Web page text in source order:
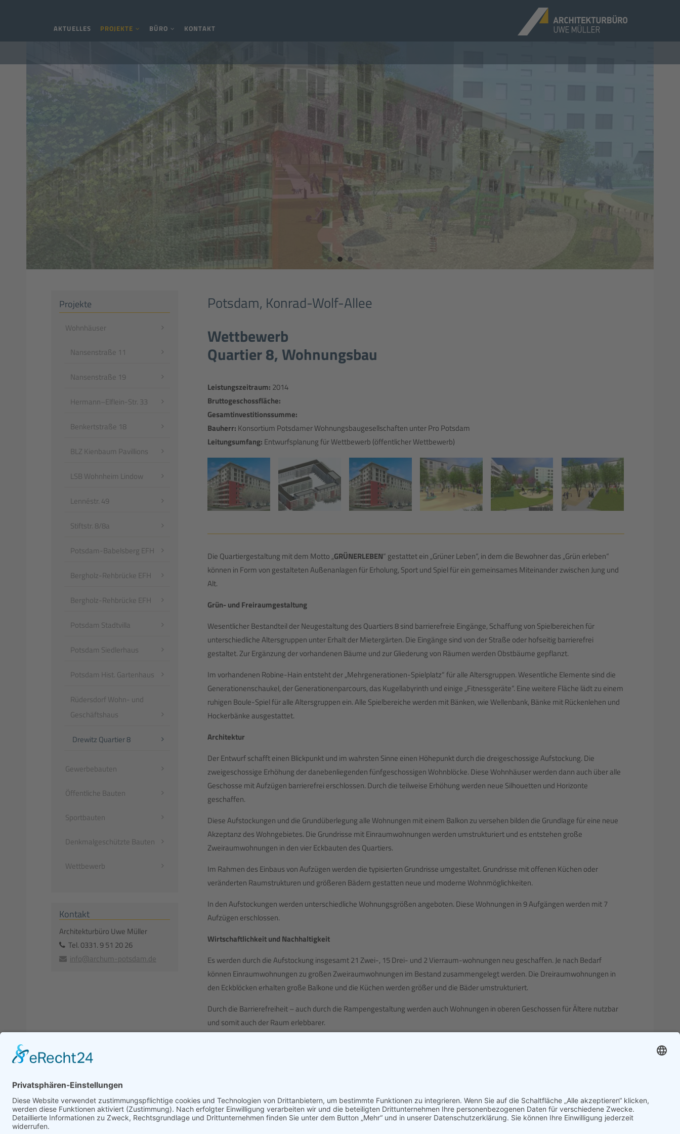
AKTUELLES PROJEKTE BÜRO KONTAKT
Potsdam, Konrad-Wolf-Allee
Wettbewerb
Quartier 8, Wohnungsbau
Leistungszeitraum: 2014
Bruttogeschossfläche:
Gesamtinvestitionssumme:
Bauherr: Konsortium Potsdamer Wohnungsbaugesellschaften unter Pro Potsdam
Leitungsumfang: Entwurfsplanung für Wettbewerb (öffentlicher Wettbewerb)
Die Quartiergestaltung mit dem Motto „GRÜNERLEBEN“ gestattet ein „Grüner Leben“, in dem die Bewohner das „Grün erleben“
können in Form von gestalteten Außenanlagen für Erholung, Sport und Spiel für ein gemeinsames Miteinander zwischen Jung und
Alt.
Grün- und Freiraumgestaltung
Wesentlicher Bestandteil der Neugestaltung des Quartiers 8 sind barrierefreie Eingänge, Schaffung von Spielbereichen für
unterschiedliche Altersgruppen unter Erhalt der Mietergärten. Die Eingänge sind von der Straße oder hofseitig barrierefrei
gestaltet. Zur Ergänzung der vorhandenen Bäume und zur Gliederung von Räumen werden Obstbäume gepflanzt.
Im vorhandenen Robine-Hain entsteht der „Mehrgenerationen-Spielplatz“ für alle Altersgruppen. Wesentliche Elemente sind die
Generationenschaukel, der Generationenparcours, das Kugellabyrinth und einige „Fitnessgeräte“. Eine weitere Fläche lädt zu einem
ruhigen Boule-Spiel für alle Altersgruppen ein. Alle Spielbereiche werden mit Bänken, wie Wellenbank, Bänke mit Rückenlehen und
Hockerbänke ausgestattet.
Architektur
Der Entwurf schafft einen Blickpunkt und im wahrsten Sinne einen Höhepunkt durch die dreigeschossige Aufstockung. Die
zweigeschossige Erhöhung der danebenliegenden fünfgeschossigen Wohnblöcke. Diese Wohnhäuser werden dann auch über alle
Geschosse mit Aufzügen barrierefrei erschlossen. Durch die teilweise Erhöhung werden neue Silhouetten und Horizonte
geschaffen.
Diese Aufstockungen und die Grundüberlegung alle Wohnungen mit einem Balkon zu versehen bilden die Grundlage für eine neue
Akzeptanz des Wohngebietes. Die Grundrisse mit Einraumwohnungen werden umstrukturiert und es entstehen große
Zweiraumwohnungen in den vier Eckbauten des Quartiers.
Im Rahmen des Einbaus von Aufzügen werden die typisierten Grundrisse umgestaltet. Grundrisse mit offenen Küchen oder
veränderten Raumstrukturen und größeren Bädern gestatten neue und moderne Wohnmöglichkeiten.
In den Aufstockungen werden unterschiedliche Wohnungsgrößen angeboten. Diese Wohnungen in 9 Aufgängen werden mit 7
Aufzügen erschlossen.
Wirtschaftlichkeit und Nachhaltigkeit
Es werden durch die Aufstockung insgesamt 21 Zwei-, 15 Drei- und 2 Vierraum-wohnungen neu geschaffen. Je nach Bedarf
können Einraumwohnungen zu großen Zweiraumwohnungen im Bestand zusammengelegt werden. Die Dreiraumwohnungen in
den Eckblöcken erhalten große Balkone und die Küchen werden größer und die Bäder umstrukturiert.
Durch die Barrierefreiheit – auch durch die Rampengestaltung werden auch Wohnungen in oberen Geschossen für Ältere nutzbar
und somit auch der Raum erlebbarer.
Projekte
Navigation
Wohnhäuser
Nansenstraße 11
Nansenstraße 19
Hermann–Elflein-Str. 33
Benkertstraße 18
BLZ Kienbaum Pavillions
LSB Wohnheim Lindow
Lennéstr. 49
Stiftstr. 8/8a
Potsdam-Babelsberg EFH
Bergholz-Rehbrücke EFH
Bergholz-Rehbrücke EFH
Potsdam Stadtvilla
Potsdam Siedlerhaus
Potsdam Hist. Gartenhaus
Rüdersdorf Wohn- und
Geschäftshaus
Drewitz Quartier 8
Gewerbebauten
Öffentliche Bauten
Sportbauten
Denkmalgeschützte Bauten
Wettbewerb
Kontakt
Architekturbüro Uwe Müller
Tel.0331. 9 51 20 26
info@archum-potsdam.de
Kontaktdaten
Architekturbüro Uwe Müller
Am Bürohochhaus 2-4 · 5.Etage
Tel.0331 9 51 20 26